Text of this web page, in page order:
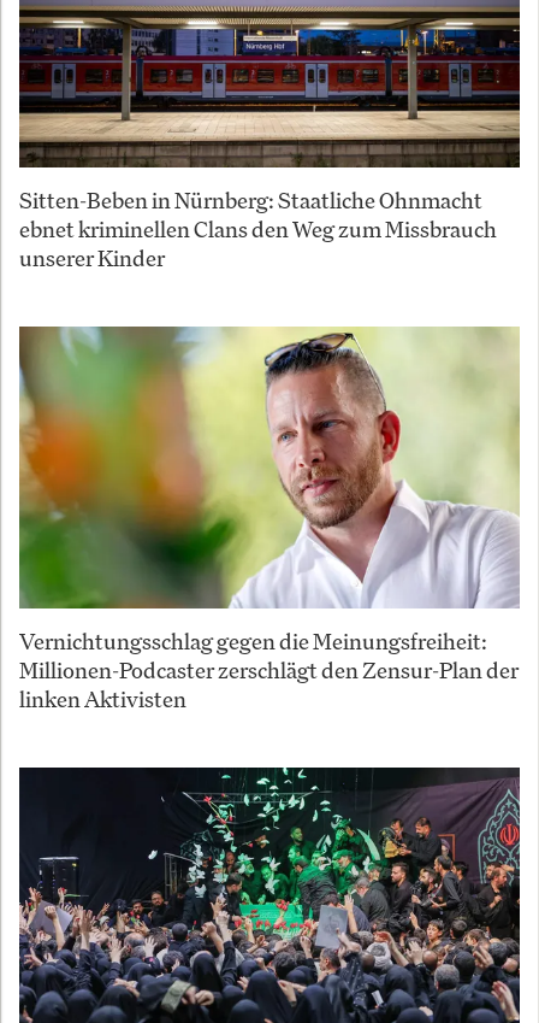
Sitten-Beben in Nürnberg: Staatliche Ohnmacht
ebnet kriminellen Clans den Weg zum Missbrauch
unserer Kinder
Vernichtungsschlag gegen die Meinungsfreiheit:
Millionen-Podcaster zerschlägt den Zensur-Plan der
linken Aktivisten